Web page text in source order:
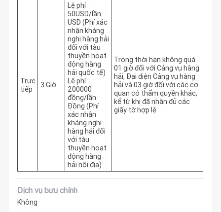
Trực
tiếp
3 Giờ
Lệ phí :
50USD/lần
USD (Phí xác
nhận kháng
nghị hàng hải
đối với tàu
thuyền hoạt
động hàng
hải quốc tế)
Lệ phí :
200000
đồng/lần
Đồng (Phí
xác nhận
kháng nghị
hàng hải đối
với tàu
thuyền hoạt
động hàng
hải nội địa)
Trong thời hạn không quá
01 giờ đối với Cảng vụ hàng
hải, Đại diện Cảng vụ hàng
hải và 03 giờ đối với các cơ
quan có thẩm quyền khác,
kể từ khi đã nhận đủ các
giấy tờ hợp lệ.
Dịch vụ bưu chính
Không